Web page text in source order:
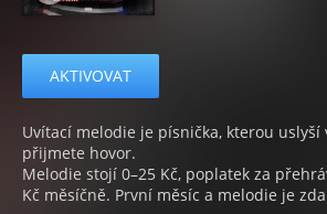
AKTIVOVAT
Uvítací melodie je písnička, kterou uslyší
přijmete hovor.
Melodie stojí 0–25 Kč, poplatek za
Kč měsíčně. První měsíc a melodie je